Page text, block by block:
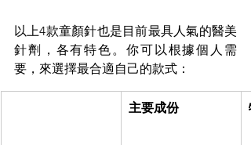
以上4款童顏針也是目前最具人氣的醫美
針劑，各有特色。你可以根據個人需
要，來選擇最合適自己的款式：
主要成份